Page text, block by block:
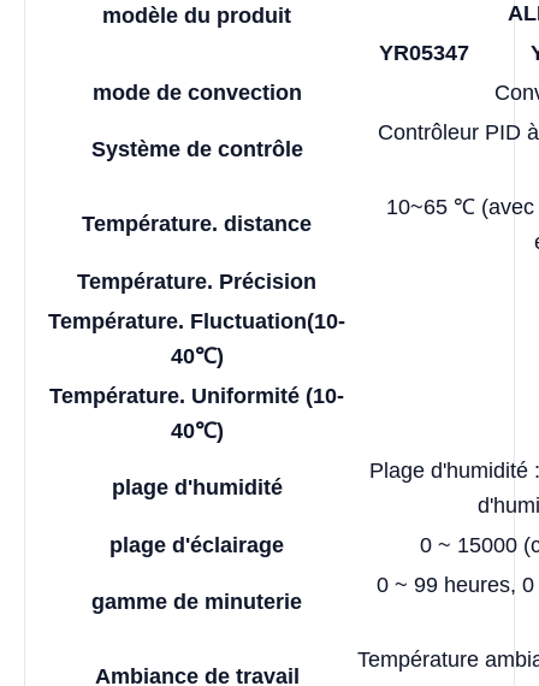
modèle du produit
YR05347
mode de convection
Système de contrôle
Contrôleur PID
Température. distance
10~65 ℃
Température. Précision
Température. Fluctuation(10-
40℃)
Température. Uniformité (10-
40℃)
plage d'humidité
Plage d'humidité
plage d'éclairage
0 ~ 15000
gamme de minuterie
0 ~ 99 heures,
Ambiance de travail
Température